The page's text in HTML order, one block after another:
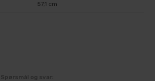
57,1 cm
Spørsmål og svar: